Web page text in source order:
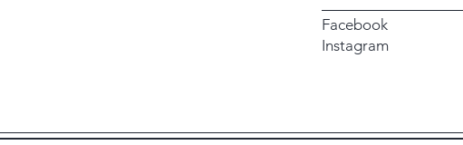
Facebook
Instagram